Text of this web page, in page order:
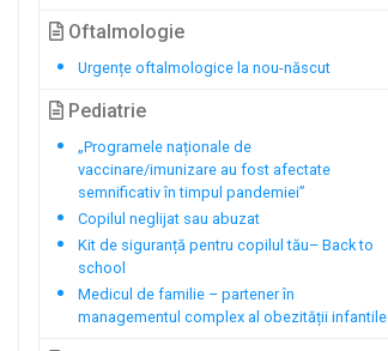
Oftalmologie
Urgențe oftalmologice la nou-născut
Pediatrie
„Programele naționale de
vaccinare/imunizare au fost afectate
semnificativ în timpul pandemiei”
Copilul neglijat sau abuzat
Kit de siguranță pentru copilul tău– Back to
school
Medicul de familie – partener în
managementul complex al obezității infantile